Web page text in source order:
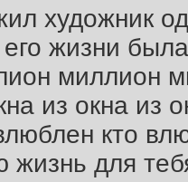
художник
жизни
миллион
из окна из
кто
жизнь для